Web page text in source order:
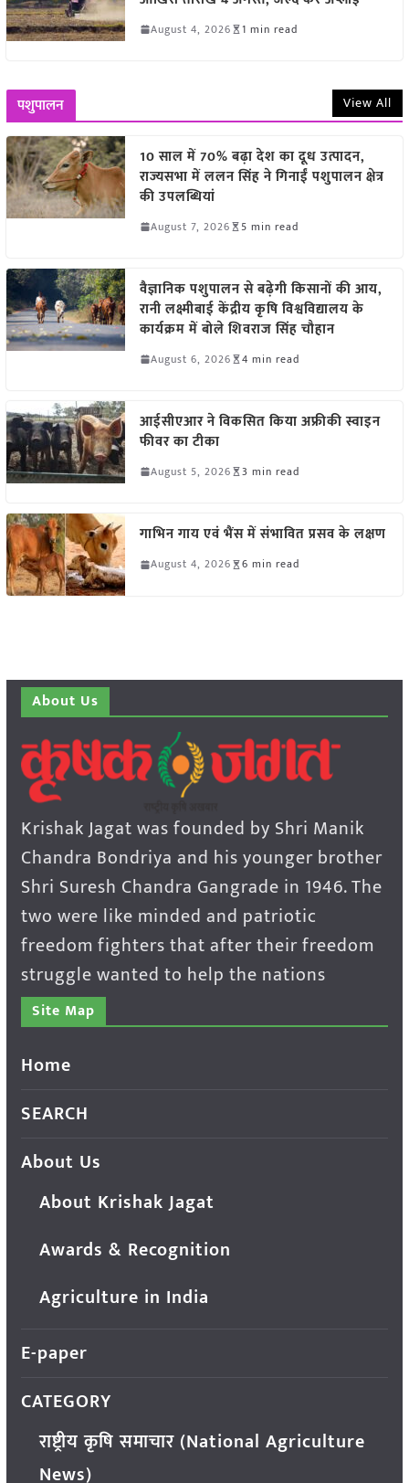
August 4, 2026 1 min read
पशुपालन View All
10 साल में 70% बढ़ा देश का दूध उत्पादन,
राज्यसभा में ललन सिंह ने गिनाईं पशुपालन क्षेत्र
की उपलब्धियां
August 7, 2026 5 min read
वैज्ञानिक पशुपालन से बढ़ेगी किसानों की आय,
रानी लक्ष्मीबाई केंद्रीय कृषि विश्वविद्यालय के
कार्यक्रम में बोले शिवराज सिंह चौहान
August 6, 2026 4 min read
आईसीएआर ने विकसित किया अफ्रीकी स्वाइन
फीवर का टीका
August 5, 2026 3 min read
गाभिन गाय एवं भैंस में संभावित प्रसव के लक्षण
August 4, 2026 6 min read
About Us
Krishak Jagat was founded by Shri Manik
Chandra Bondriya and his younger brother
Shri Suresh Chandra Gangrade in 1946. The
two were like minded and patriotic
freedom fighters that after their freedom
struggle wanted to help the nations
Site Map
Home
SEARCH
About Us
About Krishak Jagat
Awards & Recognition
Agriculture in India
E-paper
CATEGORY
राष्ट्रीय कृषि समाचार (National Agriculture
News)